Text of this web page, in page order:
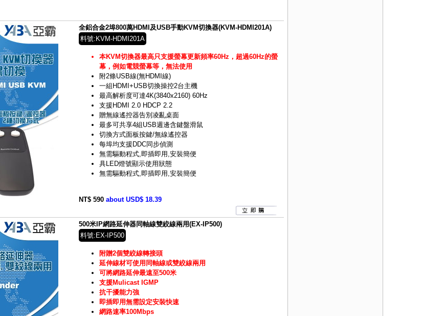
全鋁合金2埠800萬HDMI及USB手動KVM切換器(KVM-HDMI201A)
料號:KVM-HDMI201A
本KVM切換器最高只支援螢幕更新頻率60Hz，超過60Hz的螢
幕，例如電競螢幕等，無法使用
附2條USB線(無HDMI線)
一組HDMI+USB切換操控2台主機
最高解析度可達4K(3840x2160) 60Hz
支援HDMI 2.0 HDCP 2.2
贈無線遙控器告別凌亂桌面
最多可共享4組USB週邊含鍵盤滑鼠
切換方式面板按鍵/無線遙控器
每埠均支援DDC同步偵測
無需驅動程式,即插即用,安裝簡便
具LED燈號顯示使用狀態
無需驅動程式,即插即用,安裝簡便
NT$ 590 about USD$ 18.39
500米IP網路延伸器同軸線雙絞線兩用(EX-IP500)
料號:EX-IP500
附贈2個雙絞線轉接頭
延伸線材可使用同軸線或雙絞線兩用
可將網路延伸最遠至500米
支援Mulicast IGMP
抗干擾能力強
即插即用無需設定安裝快速
網路速率100Mbps